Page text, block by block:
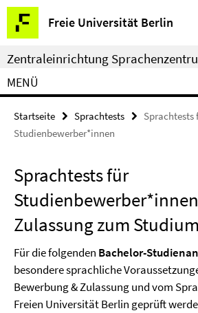
Springe
direkt
zu
Inhalt
Freie Universität Berlin
Service-
Navigation
Zentraleinrichtung
MENÜ
Startseite Sprachtests
Sprachtests
Studienbewerber*innen
Sprachtests für
Zulassung zum Studium
Für die folgenden Bachelor-
besondere sprachliche
Bewerbung & Zulassung und vom
Freien Universität Berlin geprüft